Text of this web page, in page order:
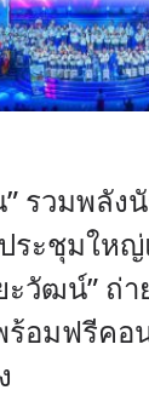
รวมพลัง
ระชุมให
ะวัฒน์” ถ่
อมฟรีคอ